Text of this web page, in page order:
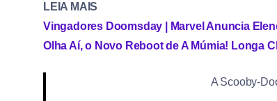
LEIA MAIS
Vingadores Doomsday | Marvel Anuncia
Olha Aí, o Novo Reboot de A Múmia! Longa
A Scooby-